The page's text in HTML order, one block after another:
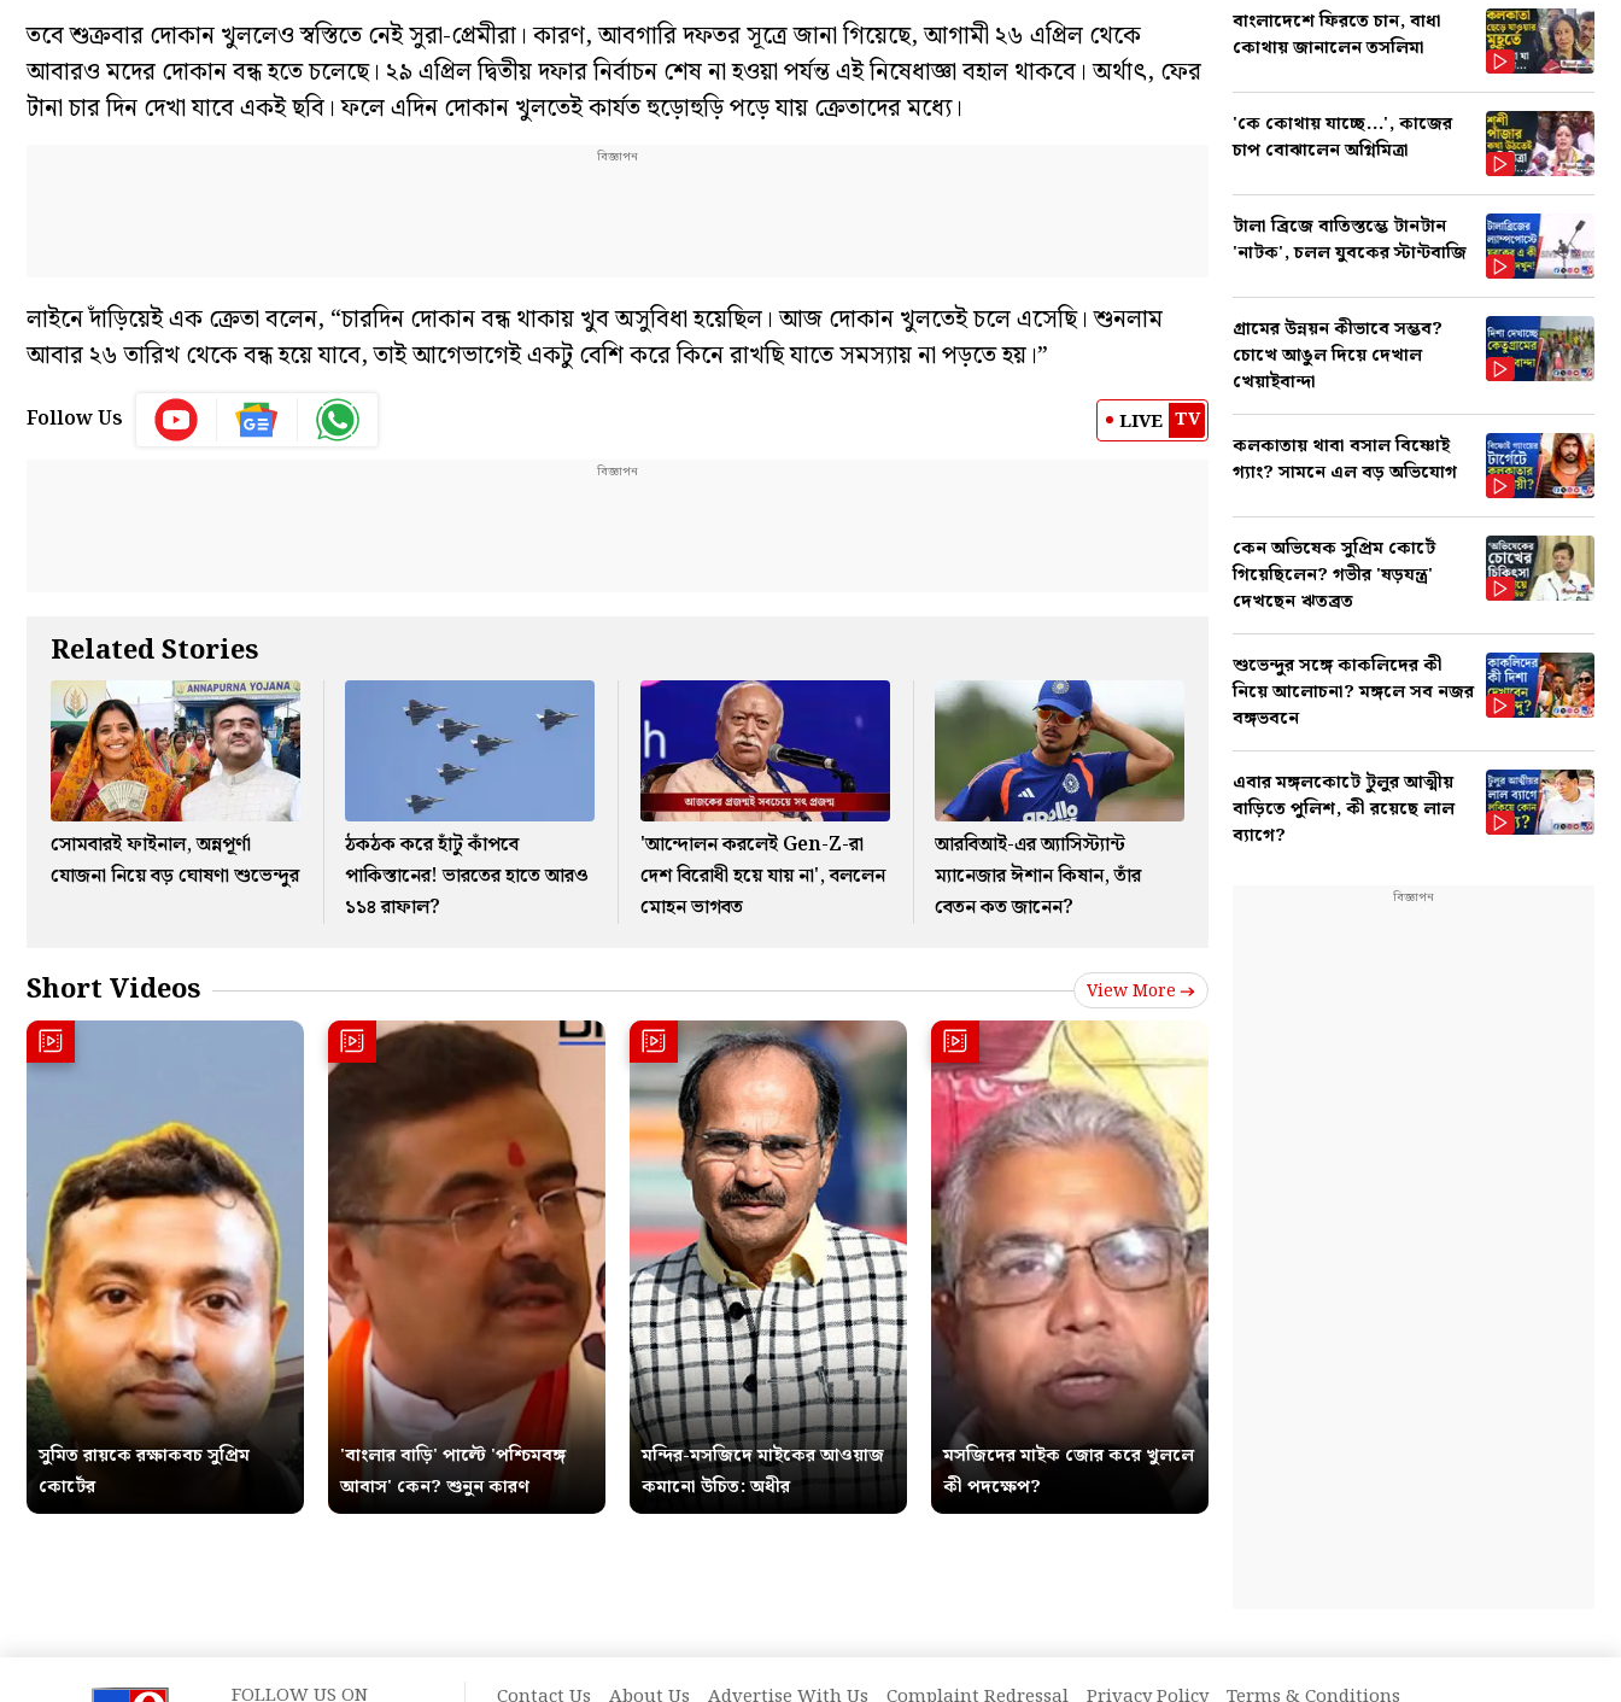
তবে শুক্রবার দোকান খুললেও স্বস্তিতে নেই সুরা-প্রেমীরা। কারণ, আবগারি দফতর সূত্রে জানা গিয়েছে, আগামী ২৬ এপ্রিল থেকে
আবারও মদের দোকান বন্ধ হতে চলেছে। ২৯ এপ্রিল দ্বিতীয় দফার নির্বাচন শেষ না হওয়া পর্যন্ত এই নিষেধাজ্ঞা বহাল থাকবে। অর্থাৎ, ফের
টানা চার দিন দেখা যাবে একই ছবি। ফলে এদিন দোকান খুলতেই কার্যত হুড়োহুড়ি পড়ে যায় ক্রেতাদের মধ্যে।
লাইনে দাঁড়িয়েই এক ক্রেতা বলেন, “চারদিন দোকান বন্ধ থাকায় খুব অসুবিধা হয়েছিল। আজ দোকান খুলতেই চলে এসেছি। শুনলাম
আবার ২৬ তারিখ থেকে বন্ধ হয়ে যাবে, তাই আগেভাগেই একটু বেশি করে কিনে রাখছি যাতে সমস্যায় না পড়তে হয়।”
Follow Us LIVE TV
Related Stories
সোমবারই ফাইনাল, অন্নপূর্ণা
যোজনা নিয়ে বড় ঘোষণা শুভেন্দুর
ঠকঠক করে হাঁটু কাঁপবে
পাকিস্তানের! ভারতের হাতে আরও
১১৪ রাফাল?
'আন্দোলন করলেই Gen-Z-রা
দেশ বিরোধী হয়ে যায় না', বললেন
মোহন ভাগবত
আরবিআই-এর অ্যাসিস্ট্যান্ট
ম্যানেজার ঈশান কিষান, তাঁর
বেতন কত জানেন?
Short Videos View More
সুমিত রায়কে রক্ষাকবচ সুপ্রিম
কোর্টের
'বাংলার বাড়ি' পাল্টে 'পশ্চিমবঙ্গ
আবাস' কেন? শুনুন কারণ
মন্দির-মসজিদে মাইকের আওয়াজ
কমানো উচিত: অধীর
মসজিদের মাইক জোর করে খুললে
কী পদক্ষেপ?
বাংলাদেশে ফিরতে চান, বাধা
কোথায় জানালেন তসলিমা
'কে কোথায় যাচ্ছে...', কাজের
চাপ বোঝালেন অগ্নিমিত্রা
টালা ব্রিজে বাতিস্তম্ভে টানটান
'নাটক', চলল যুবকের স্টান্টবাজি
গ্রামের উন্নয়ন কীভাবে সম্ভব?
চোখে আঙুল দিয়ে দেখাল
খেয়াইবান্দা
কলকাতায় থাবা বসাল বিষ্ণোই
গ্যাং? সামনে এল বড় অভিযোগ
কেন অভিষেক সুপ্রিম কোর্টে
গিয়েছিলেন? গভীর 'ষড়যন্ত্র'
দেখছেন ঋতব্রত
শুভেন্দুর সঙ্গে কাকলিদের কী
নিয়ে আলোচনা? মঙ্গলে সব নজর
বঙ্গভবনে
এবার মঙ্গলকোটে টুলুর আত্মীয়
বাড়িতে পুলিশ, কী রয়েছে লাল
ব্যাগে?
FOLLOW US ON